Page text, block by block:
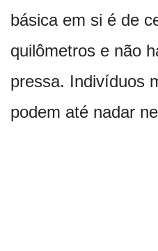
básica em si é de
quilômetros e não
pressa. Indivíduos
podem até nadar